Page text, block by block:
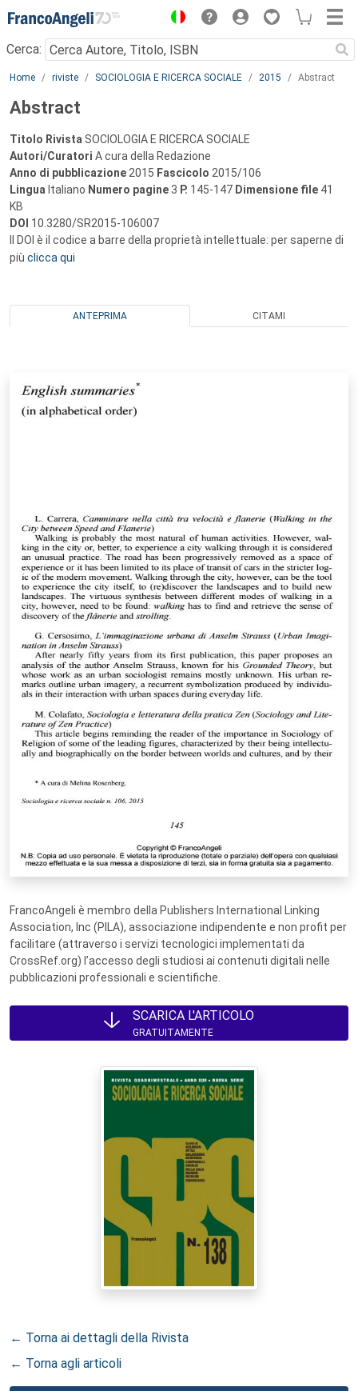
Menu
Cerca:
Main content
Home riviste SOCIOLOGIA E RICERCA SOCIALE 2015 Abstract
Abstract
Titolo Rivista SOCIOLOGIA E RICERCA SOCIALE
Autori/Curatori A cura della Redazione
Anno di pubblicazione 2015 Fascicolo 2015/106
Lingua Italiano Numero pagine 3 P. 145-147 Dimensione file 41
KB
DOI 10.3280/SR2015-106007
Il DOI è il codice a barre della proprietà intellettuale: per saperne di
più clicca qui
ANTEPRIMA CITAMI
FrancoAngeli è membro della Publishers International Linking
Association, Inc (PILA), associazione indipendente e non profit per
facilitare (attraverso i servizi tecnologici implementati da
CrossRef.org) l’accesso degli studiosi ai contenuti digitali nelle
pubblicazioni professionali e scientifiche.
SCARICA L'ARTICOLO
GRATUITAMENTE
← Torna ai dettagli della Rivista
← Torna agli articoli